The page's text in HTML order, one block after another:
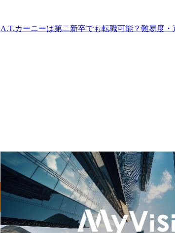
A.T.カーニーは第二新卒でも転職可能？難易度